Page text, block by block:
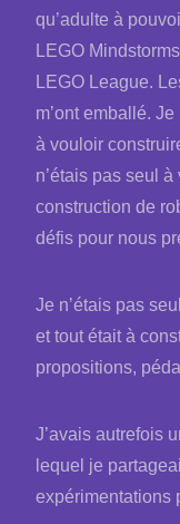
qu’adulte à
LEGO
LEGO League.
m’ont emballé. Je
à vouloir
n’étais pas seul
construction de
défis pour nous
Je n’étais pas
et tout était à
propositions,
J’avais autrefois
lequel je
expérimentations